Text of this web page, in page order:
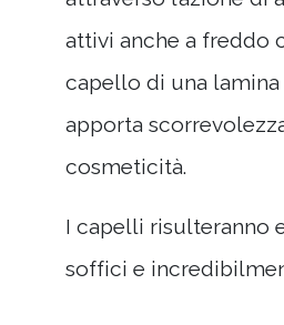
attivi anche a freddo
capello di una
apporta
cosmeticità.
I capelli risulteranno
soffici e